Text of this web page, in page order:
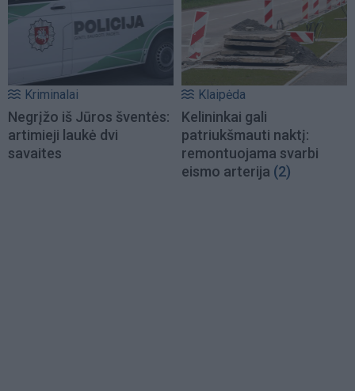
Kriminalai
Negrįžo iš Jūros šventės:
artimieji laukė dvi
savaites
Klaipėda
Kelininkai gali
patriukšmauti naktį:
remontuojama svarbi
eismo arterija (2)